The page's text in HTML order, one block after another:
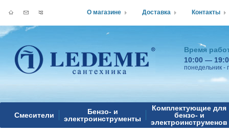
Время
10:00 —
понедельник -
Смесители
Бензо- и
электроинструменты
Комплектующие для
бензо- и
электроинструменов
О магазине Доставка Контакты